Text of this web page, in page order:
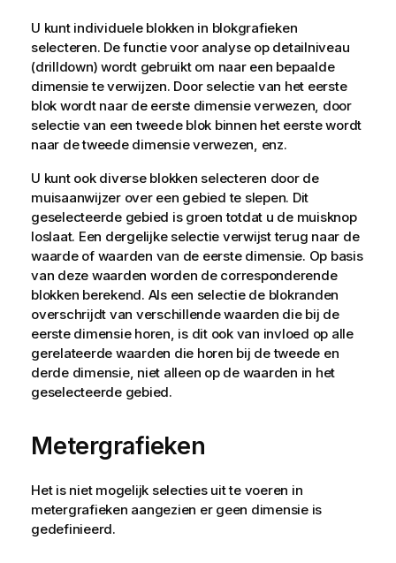
U kunt individuele blokken in blokgrafieken
selecteren. De functie voor analyse op detailniveau
(drilldown) wordt gebruikt om naar een bepaalde
dimensie te verwijzen. Door selectie van het eerste
blok wordt naar de eerste dimensie verwezen, door
selectie van een tweede blok binnen het eerste wordt
naar de tweede dimensie verwezen, enz.
U kunt ook diverse blokken selecteren door de
muisaanwijzer over een gebied te slepen. Dit
geselecteerde gebied is groen totdat u de muisknop
loslaat. Een dergelijke selectie verwijst terug naar de
waarde of waarden van de eerste dimensie. Op basis
van deze waarden worden de corresponderende
blokken berekend. Als een selectie de blokranden
overschrijdt van verschillende waarden die bij de
eerste dimensie horen, is dit ook van invloed op alle
gerelateerde waarden die horen bij de tweede en
derde dimensie, niet alleen op de waarden in het
geselecteerde gebied.
Metergrafieken
Het is niet mogelijk selecties uit te voeren in
metergrafieken aangezien er geen dimensie is
gedefinieerd.